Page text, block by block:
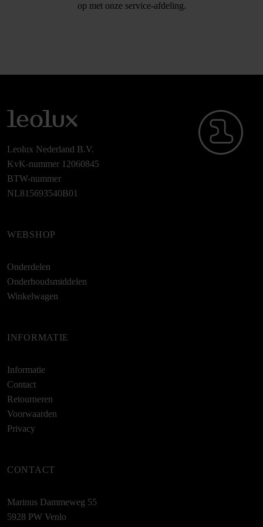
op met onze service-afdeling.
Leolux Nederland B.V.
KvK-nummer 12060845
BTW-nummer
NL815693540B01
WEBSHOP
Onderdelen
Onderhoudsmiddelen
Winkelwagen
INFORMATIE
Informatie
Contact
Retourneren
Voorwaarden
Privacy
CONTACT
Marinus Dammeweg 55
5928 PW Venlo